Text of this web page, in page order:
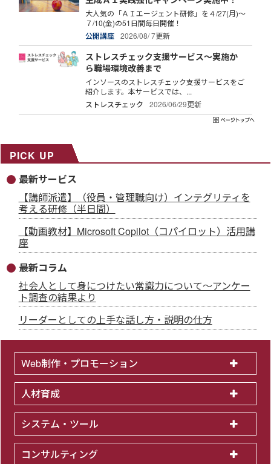
大人気の「ＡＩエージェント研修」を４/27(月)～
７/10(金)の51日間毎日開催！
公開講座
2026/08/ 7更新
ストレスチェック支援サービス～実施か
ら職場環境改善まで
インソースのストレスチェック支援サービスをご
紹介します。本サービスでは、...
ストレスチェック
2026/06/29更新
PICK UP
最新サービス
【講師派遣】（役員・管理職向け）インテグリティを
考える研修（半日間）
【動画教材】Microsoft Copilot（コパイロット）活用講
座
最新コラム
社会人として身につけたい常識力について～アンケー
ト調査の結果より
リーダーとしての上手な話し方・説明の仕方
Web制作・プロモーション
人材育成
システム・ツール
コンサルティング